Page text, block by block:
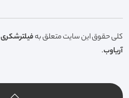
کلی حقوق این سایت متعلق بهفیلترشکری
آریاوب.